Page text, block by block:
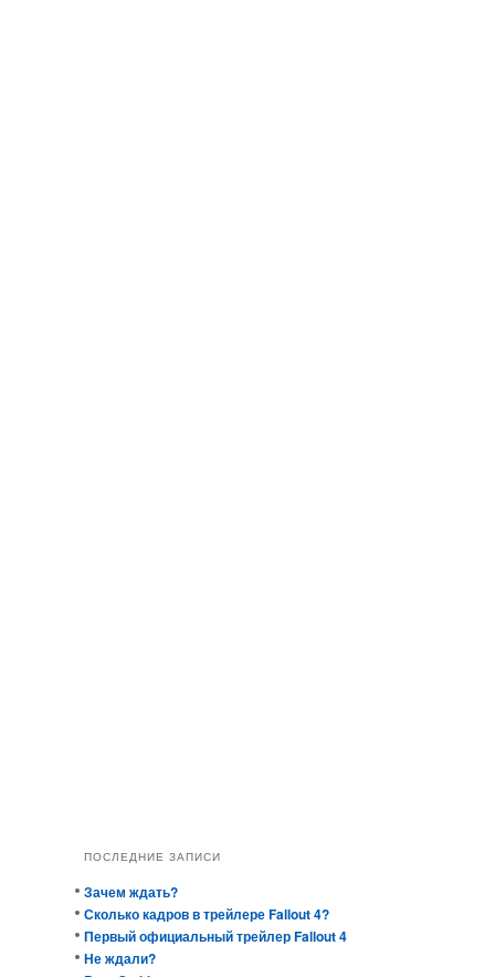
ПОСЛЕДНИЕ ЗАПИСИ
Зачем ждать?
Сколько кадров в трейлере Fallout 4?
Первый официальный трейлер Fallout 4
Не ждали?